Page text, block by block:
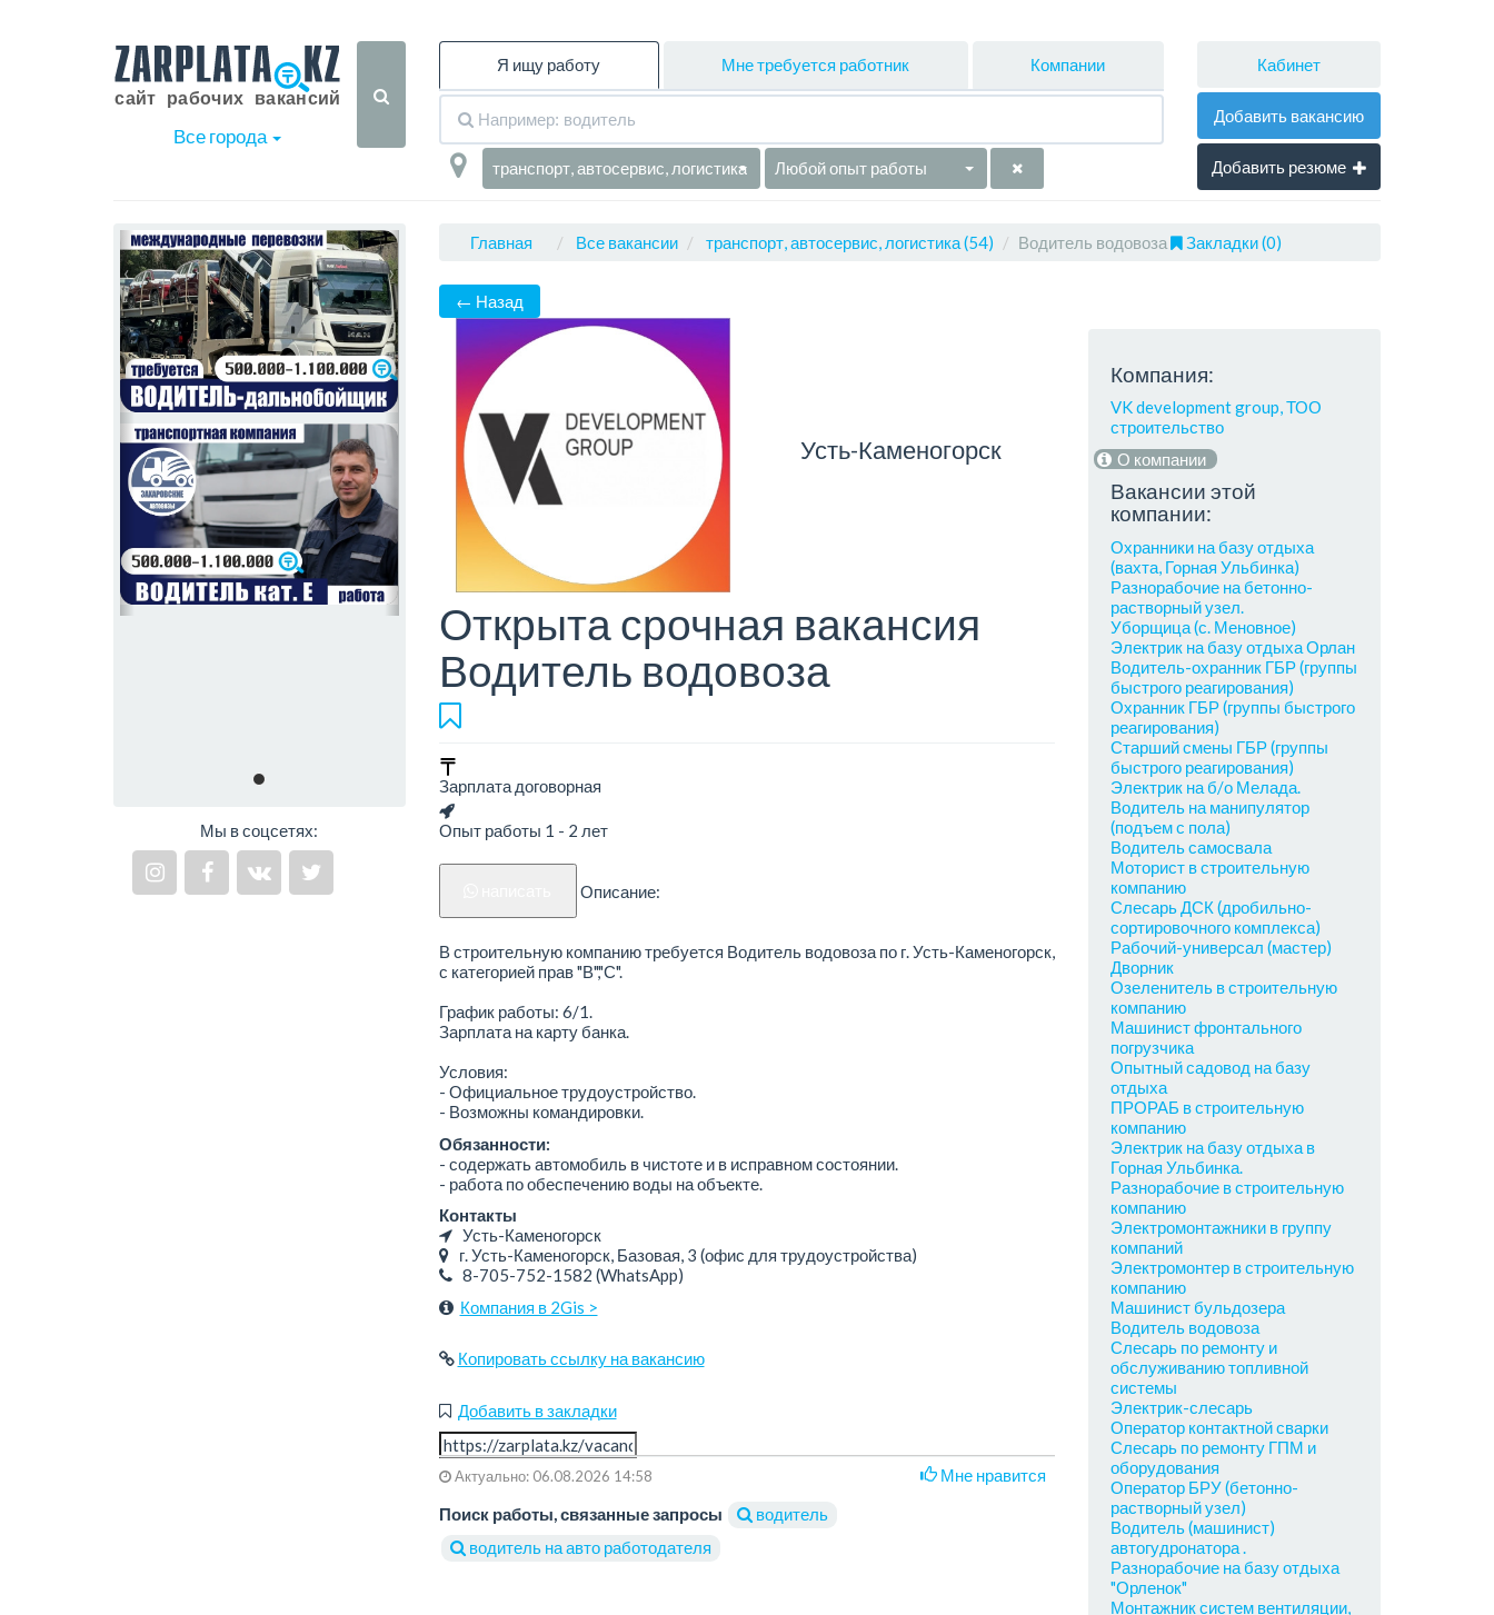
Все города
Я ищу работу Мне требуется работник Компании
транспорт, автосервис, логистика Любой опыт работы
Кабинет
Добавить вакансию
Добавить резюме
‹ ›
Мы в соцсетях:
Главная Все вакансии транспорт, автосервис, логистика (54) Водитель водовоза Закладки (0)
← Назад
Усть-Каменогорск
Открыта срочная вакансия
Водитель водовоза
Зарплата договорная
Опыт работы 1 - 2 лет
Описание:
В строительную компанию требуется Водитель водовоза по г. Усть-Каменогорск,
с категорией прав "В","С".
График работы: 6/1.
Зарплата на карту банка.
Условия:
- Официальное трудоустройство.
- Возможны командировки.
Обязанности:
- содержать автомобиль в чистоте и в исправном состоянии.
- работа по обеспечению воды на объекте.
Контакты
Усть-Каменогорск
г. Усть-Каменогорск, Базовая, 3 (офис для трудоустройства)
8-705-752-1582 (WhatsApp)
Компания в 2Gis >
Копировать ссылку на вакансию
Добавить в закладки
Актуально: 06.08.2026 14:58
Мне нравится
Поиск работы, связанные запросы
водитель
водитель на авто работодателя
Компания:
VK development group, ТОО
строительство
О компании
Вакансии этой
компании:
Охранники на базу отдыха
(вахта, Горная Ульбинка)
Разнорабочие на бетонно-
растворный узел.
Уборщица (с. Меновное)
Электрик на базу отдыха Орлан
Водитель-охранник ГБР (группы
быстрого реагирования)
Охранник ГБР (группы быстрого
реагирования)
Старший смены ГБР (группы
быстрого реагирования)
Электрик на б/о Мелада.
Водитель на манипулятор
(подъем с пола)
Водитель самосвала
Моторист в строительную
компанию
Слесарь ДСК (дробильно-
сортировочного комплекса)
Рабочий-универсал (мастер)
Дворник
Озеленитель в строительную
компанию
Машинист фронтального
погрузчика
Опытный садовод на базу
отдыха
ПРОРАБ в строительную
компанию
Электрик на базу отдыха в
Горная Ульбинка.
Разнорабочие в строительную
компанию
Электромонтажники в группу
компаний
Электромонтер в строительную
компанию
Машинист бульдозера
Водитель водовоза
Слесарь по ремонту и
обслуживанию топливной
системы
Электрик-слесарь
Оператор контактной сварки
Слесарь по ремонту ГПМ и
оборудования
Оператор БРУ (бетонно-
растворный узел)
Водитель (машинист)
автогудронатора .
Разнорабочие на базу отдыха
"Орленок"
Монтажник систем вентиляции,